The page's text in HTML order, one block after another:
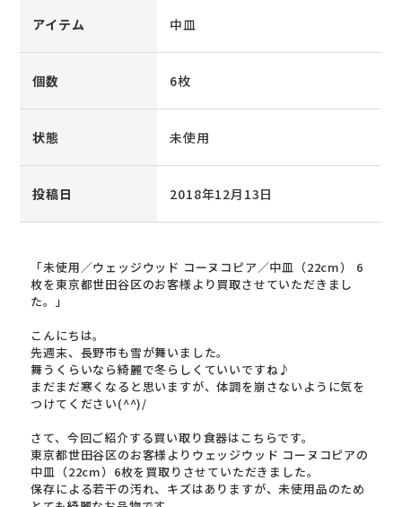
アイテム 中皿
個数 6枚
状態 未使用
投稿日 2018年12月13日
「未使用／ウェッジウッド コーヌコピア／中皿（22cm） 6
枚を東京都世田谷区のお客様より買取させていただきまし
た。」
こんにちは。
先週末、長野市も雪が舞いました。
舞うくらいなら綺麗で冬らしくていいですね♪
まだまだ寒くなると思いますが、体調を崩さないように気を
つけてください(^^)/
さて、今回ご紹介する買い取り食器はこちらです。
東京都世田谷区のお客様よりウェッジウッド コーヌコピアの
中皿（22cm）6枚を買取りさせていただきました。
保存による若干の汚れ、キズはありますが、未使用品のため